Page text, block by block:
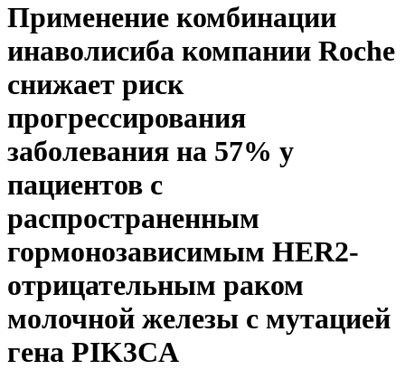
Применение комбинации
инаволисиба компании Roche
снижает риск
прогрессирования
заболевания на 57% у
пациентов с
распространенным
гормонозависимым HER2-
отрицательным раком
молочной железы с мутацией
гена PIK3CA